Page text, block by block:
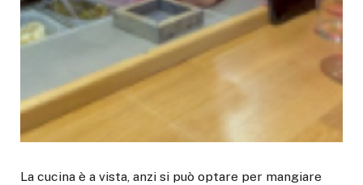
La cucina è a vista, anzi si può optare per mangiare